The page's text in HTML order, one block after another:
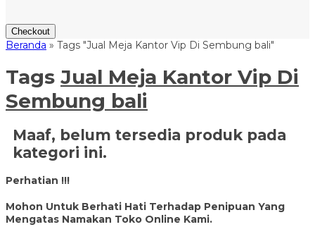
Checkout
Beranda » Tags "Jual Meja Kantor Vip Di Sembung bali"
Tags Jual Meja Kantor Vip Di
Sembung bali
Maaf, belum tersedia produk pada
kategori ini.
Perhatian !!!
Mohon Untuk Berhati Hati Terhadap Penipuan Yang
Mengatas Namakan Toko Online Kami.